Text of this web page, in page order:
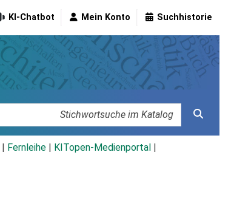
KI-Chatbot Mein Konto Suchhistorie
Fernleihe KITopen-Medienportal